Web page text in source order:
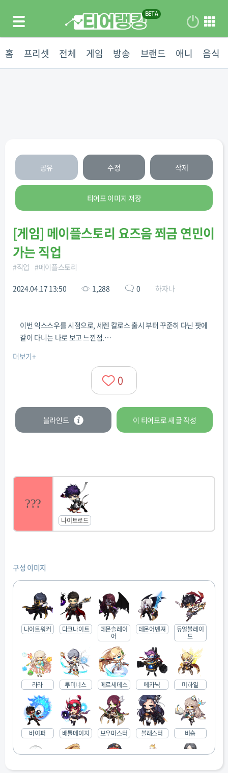
홈 프리셋 전체 게임 방송 브랜드 애니 음식
공유 수정 삭제
티어표 이미지 저장
[게임] 메이플스토리 요즈음 쬐금 연민이
가는 직업
#직업 #메이플스토리
2024.04.17 13:50 1,288 0 하자나
이번 익스스우를 시점으로, 세렌 칼로스 출시 부터 꾸준히 다닌 팟에
같이 다니는 나로 보고 느낀점.
직업이라도 실상을 몰랐다면 불평했을 불평했다고 인식 개박살.
극딜은 최고점. 파티에서 시너지 딜 보고 개사기로 등급.
카인 유저로써 나로 약코좀 심하네 생각함. 근데 부캐로 나로 키우는
험하고 유기함.
우리팟 세칼카 솔플 시작. 나로는 몸숍 데리고 다님.
익스스우 보고 느낀점.
2. 나로는 그래도 유리 대포지~ 극딜 더 상향해라.
2번 선택하면 나로들은 타직업들 인식땜에 개선 "절대" 못받음. 결
국 선택지는 하나임.
나로야 수고했다~ 너만큼 기간 길고 좋은 방패 없었다. 들어가~
더보기+
0
블라인드 이 티어표로 새 글 작성
???
나이트로드
구성 이미지
나이트워커 다크나이트 데몬슬레이
어
데몬어벤져 듀얼블레이
드
라라 루미너스 메르세데스 메카닉 미하일
바이퍼 배틀메이지 보우마스터 블래스터 비숍